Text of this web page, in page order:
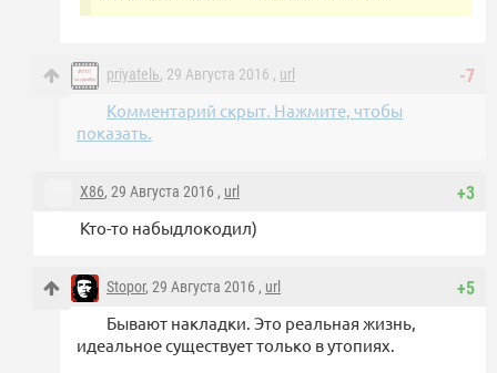
-7
priyatelь, 29 Августа 2016 , url
Комментарий скрыт. Нажмите, чтобы
показать.
+3
X86, 29 Августа 2016 , url
Кто-то набыдлокодил)
+5
Stopor, 29 Августа 2016 , url
Бывают накладки. Это реальная жизнь,
идеальное существует только в утопиях.